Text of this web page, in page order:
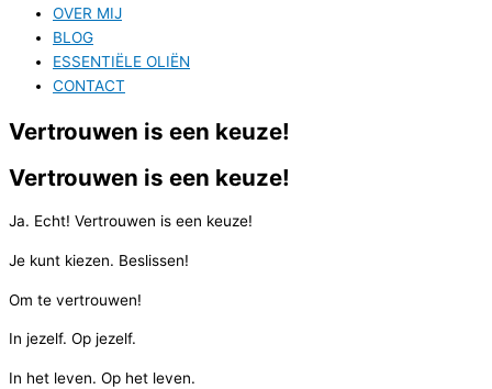
OVER MIJ
BLOG
ESSENTIËLE OLIËN
CONTACT
Vertrouwen is een keuze!
Vertrouwen is een keuze!
Ja. Echt! Vertrouwen is een keuze!
Je kunt kiezen. Beslissen!
Om te vertrouwen!
In jezelf. Op jezelf.
In het leven. Op het leven.